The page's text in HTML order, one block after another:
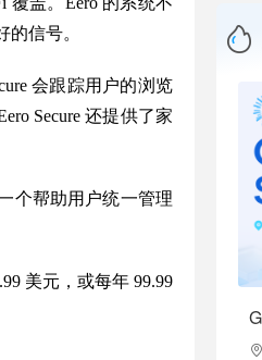
信号。
会跟踪用户的浏览
Secure 还提供了家
个帮助用户统一管理
美元，或每年 99.99